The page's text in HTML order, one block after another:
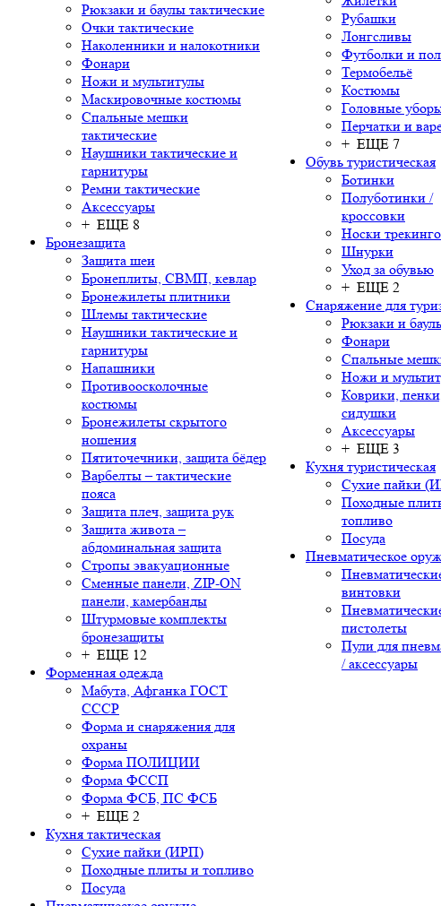
Рюкзаки и баулы тактические
Очки тактические
Наколенники и налокотники
Фонари
Ножи и мультитулы
Маскировочные костюмы
Спальные мешки
тактические
Наушники тактические и
гарнитуры
Ремни тактические
Аксессуары
+ ЕЩЕ 8
Бронезащита
Защита шеи
Бронеплиты, СВМП, кевлар
Бронежилеты плитники
Шлемы тактические
Наушники тактические и
гарнитуры
Напашники
Противоосколочные
костюмы
Бронежилеты скрытого
ношения
Пятиточечники, защита бёдер
Варбелты – тактические
пояса
Защита плеч, защита рук
Защита живота –
абдоминальная защита
Стропы эвакуационные
Сменные панели, ZIP-ON
панели, камербанды
Штурмовые комплекты
бронезащиты
+ ЕЩЕ 12
Форменная одежда
Мабута, Афганка ГОСТ
СССР
Форма и снаряжения для
охраны
Форма ПОЛИЦИИ
Форма ФССП
Форма ФСБ, ПС ФСБ
+ ЕЩЕ 2
Кухня тактическая
Сухие пайки (ИРП)
Походные плиты и топливо
Посуда
Рубашки
Лонгсливы
Футболки и
Термобельё
Костюмы
Головные
Перчатки и
+ ЕЩЕ 7
Обувь туристическая
Ботинки
Полуботинки /
кроссовки
Носки
Шнурки
Уход за обувью
+ ЕЩЕ 2
Снаряжение для
Рюкзаки и
Фонари
Спальные
Ножи и
Коврики,
сидушки
Аксессуары
+ ЕЩЕ 3
Кухня туристическая
Сухие пайки
Походные
топливо
Посуда
Пневматическое
винтовки
пистолеты
Пули для
/ аксессуары